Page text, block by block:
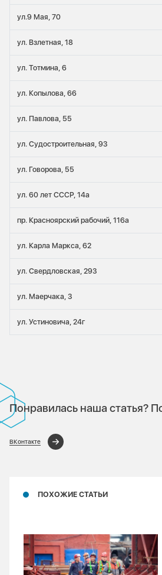
ул.9 Мая, 70
ул. Взлетная, 18
ул. Тотмина, 6
ул. Копылова, 66
ул. Павлова, 55
ул. Судостроительная, 93
ул. Говорова, 55
ул. 60 лет СССР, 14а
пр. Красноярский рабочий, 116а
ул. Карла Маркса, 62
ул. Свердловская, 293
ул. Маерчака, 3
ул. Устиновича, 24г
Понравилась наша статья?
ВКонтакте
ПОХОЖИЕ СТАТЬИ